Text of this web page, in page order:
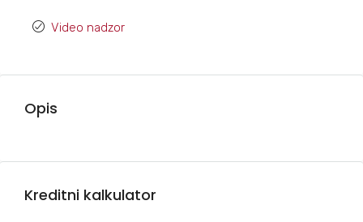
Video nadzor
Opis
Kreditni kalkulator